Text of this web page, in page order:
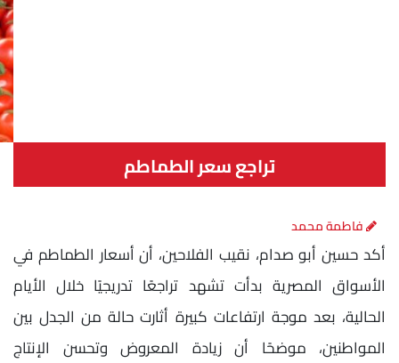
تراجع سعر الطماطم
فاطمة محمد
أكد حسين أبو صدام، نقيب الفلاحين، أن أسعار الطماطم في
الأسواق المصرية بدأت تشهد تراجعًا تدريجيًا خلال الأيام
الحالية، بعد موجة ارتفاعات كبيرة أثارت حالة من الجدل بين
المواطنين، موضحًا أن زيادة المعروض وتحسن الإنتاج